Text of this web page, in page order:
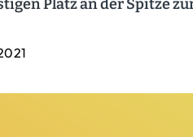
Platz an der Spitze